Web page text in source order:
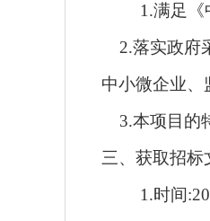
1.满足《
2.落实政府
中小微企业、
3.本项目的
三、获取招标
1.时间